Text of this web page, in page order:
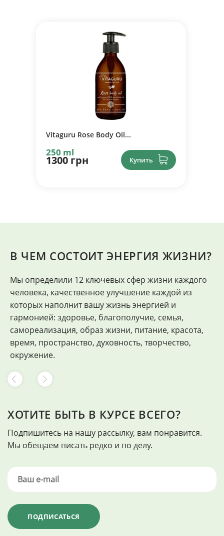
Vitaguru Rose Body Oil...
250 ml
1300 грн Купить
В ЧЕМ СОСТОИТ ЭНЕРГИЯ ЖИЗНИ?
Мы определили 12 ключевых сфер жизни каждого
человека, качественное улучшение каждой из
которых наполнит вашу жизнь энергией и
гармонией: здоровье, благополучие, семья,
самореализация, образ жизни, питание, красота,
время, пространство, духовность, творчество,
окружение.
ХОТИТЕ БЫТЬ В КУРСЕ ВСЕГО?
Подпишитесь на нашу рассылку, вам понравится.
Мы обещаем писать редко и по делу.